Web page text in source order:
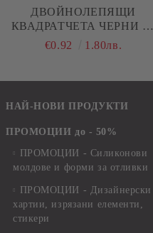
ДВОЙНОЛЕПЯЩИ
КВАДРАТЧЕТА ЧЕРНИ - 5
Х 5 Х 2 ММ. - 400 БР.
€0.92 1.80лв.
НАЙ-НОВИ ПРОДУКТИ
ПРОМОЦИИ до - 50%
ПРОМОЦИИ - Силиконови
молдове и форми за отливки
ПРОМОЦИИ - Дизайнерски
хартии, изрязани елементи,
стикери